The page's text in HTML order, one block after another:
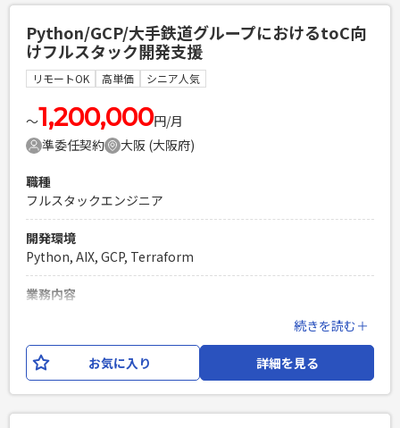
ルテ製品に依存 MW：Apache／WSGI／Pacemaker／DRBD
Project：Backlog／GitHub MS365：Teams／Sharepoint／
Outlook／Copilot ネットワークの構造やセキュリティーの観
点から、実際に導入されている病院先で作業を行っていただ
く場合もございます。 ※客先は都内もございますが、地方の
場合は、1泊などで出張いただく可能性もございます。
・Webアプリケーションの開発経験（3年以上） ・Pythonを
用いたWebアプリケーション開発経験（2年以上） ・能動的に
業務を遂行できる方 ・報連相を含めリスク管理が適切に行え
る方（顧客への納期厳守のため） ・各種テスト経験が豊富な
方（病院向け製品のため）
PHPを用いたWebサービスの開発経験4年以上
Python/GCP/大手鉄道グループにおけるtoC向
けフルスタック開発支援
リモートOK 高単価 シニア人気
〜1,200,000円/月
準委任契約
大阪 (大阪府)
職種
フルスタックエンジニア
開発環境
Python, AIX, GCP, Terraform
業務内容
ザー行動データを集約し、 ワントゥーワン施策,リアルタイム
のレコメンド,メール・プッシュ配信などを支える アプリケー
ションおよびデータ利活用基盤の開発・運用をご支援いただ
続きを読む＋
お気に入り 詳細を見る